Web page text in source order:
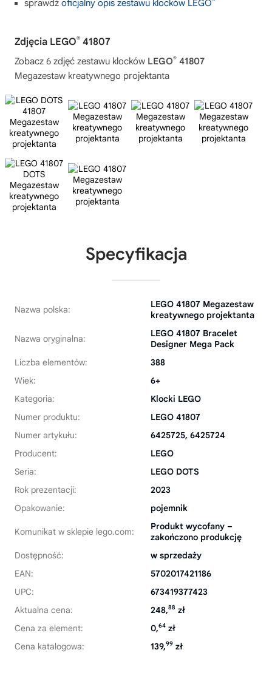
sprawdź oficjalny opis zestawu klocków LEGO
Zdjęcia LEGO® 41807
Zobacz 6 zdjęć zestawu klocków LEGO® 41807
Megazestaw kreatywnego projektanta
Specyfikacja
Nazwa polska:
LEGO 41807 Megazestaw
kreatywnego projektanta
Nazwa oryginalna:
LEGO 41807 Bracelet
Designer Mega Pack
Liczba elementów:
388
Wiek:
6+
Kategoria:
Klocki LEGO
Numer produktu:
LEGO 41807
Numer artykułu:
6425725, 6425724
Producent:
LEGO
Seria:
LEGO DOTS
Rok prezentacji:
2023
Opakowanie:
pojemnik
Komunikat w sklepie lego.com:
Produkt wycofany –
zakończono produkcję
Dostępność:
w sprzedaży
EAN:
5702017421186
UPC:
673419377423
Aktualna cena:
248,88 zł
Cena za element:
0,64 zł
Cena katalogowa:
139,99 zł